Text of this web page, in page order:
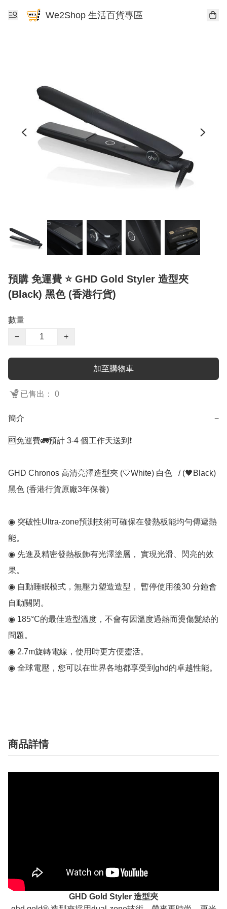
We2Shop 生活百貨專區
預購 免運費 ⭐️ GHD Gold Styler 造型夾
(Black) 黑色 (香港行貨)
數量
−
+
加至購物車
已售出： 0
簡介 −
🆓免運費🚛預計 3-4 個工作天送到❗️
GHD Chronos 高清亮澤造型夾 (🤍White) 白色   / (🖤Black)
黑色 (香港行貨原廠3年保養)
◉ 突破性Ultra-zone預測技術可確保在發熱板能均勻傳遞熱
能。
◉ 先進及精密發熱板飾有光澤塗層， 實現光滑、閃亮的效
果。
◉ 自動睡眠模式，無壓力塑造造型， 暫停使用後30 分鐘會
自動關閉。
◉ 185°C的最佳造型溫度，不會有因溫度過熱而燙傷髮絲的
問題。
◉ 2.7m旋轉電線，使用時更方便靈活。
◉ 全球電壓，您可以在世界各地都享受到ghd的卓越性能。
商品詳情
GHD Gold Styler 造型夾